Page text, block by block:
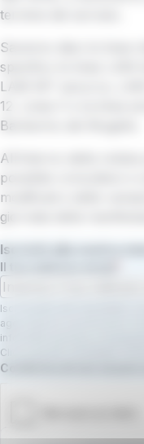
termine del servizio.
Saranno dieci le linee
specifico le linee LAM
LAM-MT azzurra,
12, Linea V e la linea
Barberino del Mugello.
All’interno della
possibile consultare e
modificati e delle
giornata della
Iscriviti alla nostra
Il tuo indirizzo email
Iscrivendoti alla newsletter,
agevolazioni e promozioni.
informativa privacy e di
Clicca qui per consultare
Campo obbligatorio
Conferma di non essere